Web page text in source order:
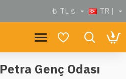
₺ TL ₺ TR |
Petra Genç Odası